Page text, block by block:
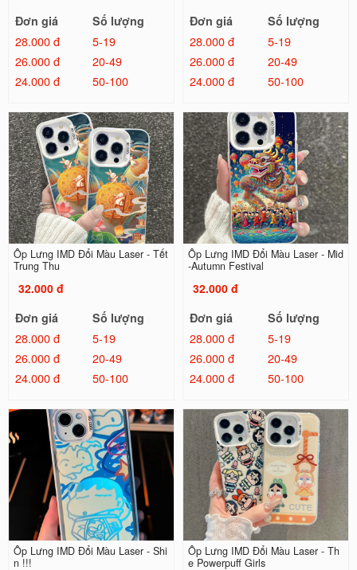
Đơn giá
Số lượng
28.000 đ
5-19
26.000 đ
20-49
24.000 đ
50-100
Đơn giá
Số lượng
28.000 đ
5-19
26.000 đ
20-49
24.000 đ
50-100
Ốp Lưng IMD Đổi Màu Laser - Tết
Trung Thu
32.000 đ
Đơn giá
Số lượng
28.000 đ
5-19
26.000 đ
20-49
24.000 đ
50-100
Ốp Lưng IMD Đổi Màu Laser - Mid
-Autumn Festival
32.000 đ
Đơn giá
Số lượng
28.000 đ
5-19
26.000 đ
20-49
24.000 đ
50-100
Ốp Lưng IMD Đổi Màu Laser - Shi
n !!!
Ốp Lưng IMD Đổi Màu Laser - Th
e Powerpuff Girls